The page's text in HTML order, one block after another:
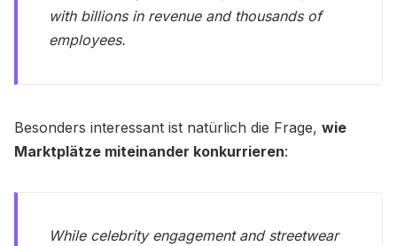
with billions in revenue and thousands of
employees.
​Besonders interessant ist natürlich die Frage, wie
Marktplätze miteinander konkurrieren:
While celebrity engagement and streetwear